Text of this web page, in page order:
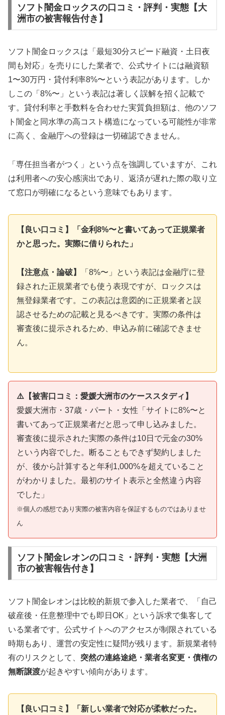
ソフト闇金ロックスの口コミ・評判・実態【大
洲市の被害報告付き】
ソフト闇金ロックスは「最短30分スピード融資・土日夜
間も対応」を売りにした業者で、公式サイトには融資額
1〜30万円・貸付利率8%〜という表記があります。しか
しこの「8%〜」という表記は著しく誤解を招く記載で
す。貸付利率と手数料を合わせた実質負担額は、他のソフ
ト闇金と同水準の高コスト構造になっている可能性が非常
に高く、金融庁への登録は一切確認できません。
「専任担当者がつく」という点を強調していますが、これ
は利用者への安心感演出であり、返済が遅れた際の取り立
て窓口が明確になるという意味でもあります。
【良い口コミ】「金利8%〜と書いてあって正規業者
かと思った。実際に借りられた」
【注意点・論破】
「8%〜」という表記は金融庁に登
録された正規業者でも使う表現ですが、ロックスは
無登録業者です。この表記は意図的に正規業者と誤
認させるための記載と見るべきです。実際の条件は
審査後に提示されるため、申込み前に確認できませ
ん。
⚠️【被害口コミ：愛媛大洲市のケーススタディ】
愛媛大洲市・37歳・パート・女性「サイトに8%〜と
書いてあって正規業者だと思って申し込みました。
審査後に提示された実際の条件は10日で元金の30%
という内容でした。断ることもできず契約しました
が、後から計算すると年利1,000%を超えていること
がわかりました。最初のサイト表示と全然違う内容
でした」
※個人の感想であり実際の被害内容を保証するものではありませ
ん
ソフト闇金レオンの口コミ・評判・実態【大洲
市の被害報告付き】
ソフト闇金レオンは比較的新規で参入した業者で、「自己
破産後・任意整理中でも即日OK」という訴求で集客して
いる業者です。公式サイトへのアクセスが制限されている
時期もあり、運営の安定性に疑問が残ります。新規業者特
有のリスクとして、 突然の連絡途絶・業者名変更・債権の
無断譲渡が起きやすい傾向があります。
【良い口コミ】「新しい業者で対応が柔軟だった。